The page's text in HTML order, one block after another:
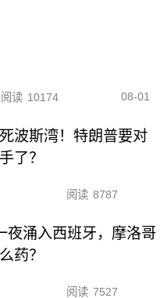
阅读 10174 08-01
波斯湾！特朗普要对
了？
阅读 8787
夜涌入西班牙，摩洛哥
药？
阅读 7527